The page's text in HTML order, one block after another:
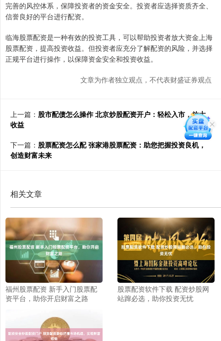
完善的风控体系，保障投资者的资金安全。投资者应选择资质齐全、
信誉良好的平台进行配资。
临海股票配资是一种有效的投资工具，可以帮助投资者放大资金上海
股票配资，提高投资收益。但投资者应充分了解配资的风险，并选择
正规平台进行操作，以保障资金安全和投资收益。
文章为作者独立观点，不代表财盛证券观点
上一篇： 股市配债怎么操作 北京炒股配资开户：轻松入市，放大
收益
下一篇： 股票配资怎么配 张家港股票配资：助您把握投资良机，
创造财富未来
相关文章
福州股票配资 新手入门股票配
资平台，助你开启财富之路
股票配资软件下载 配资炒股网
站蹿必选，助你投资无忧